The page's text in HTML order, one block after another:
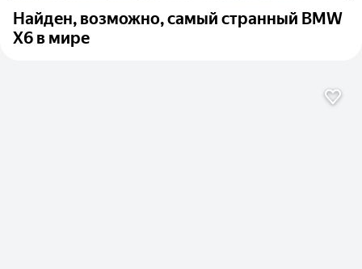
Найден, возможно, самый странный BMW
X6 в мире